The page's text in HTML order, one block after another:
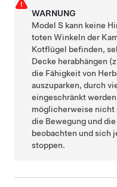
WARNUNG
Model S kann keine
toten Winkeln der
Kotflügel befinden,
Decke herabhängen
die Fähigkeit von
auszuparken, durch
eingeschränkt
möglicherweise nicht
die Bewegung und
beobachten und sich
stoppen.